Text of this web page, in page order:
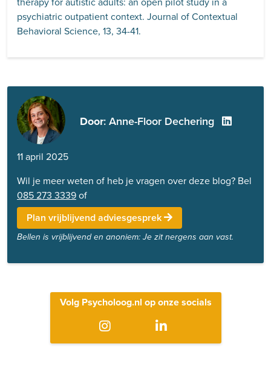
psychiatric outpatient context. Journal of Contextual
Behavioral Science, 13, 34-41.
Door: Anne-Floor Dechering
11 april 2025
Wil je meer weten of heb je vragen over deze blog? Bel
085 273 3339of
Plan vrijblijvend adviesgesprek
Bellen is vrijblijvend en anoniem: Je zit nergens aan vast.
Volg Psycholoog.nl op onze socials